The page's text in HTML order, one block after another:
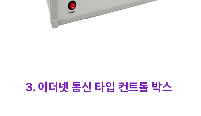
3. 이더넷 통신 타입 컨트롤 박스